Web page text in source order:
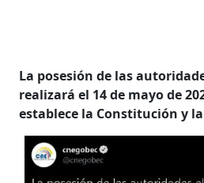
La posesión de las
realizará el 14 de mayo de
establece la Constitución y